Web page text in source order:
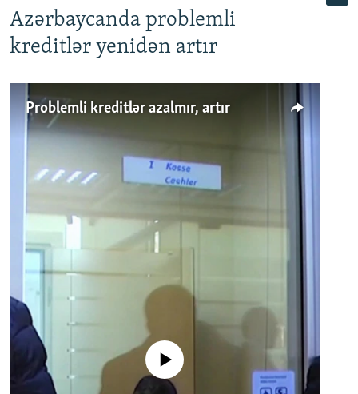
Azərbaycanda problemli
kreditlər yenidən artır
Problemli kreditlər azalmır, artır
No media source currently available